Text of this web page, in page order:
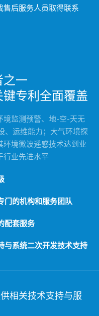
售后服务人员取得联系
之一
专利全面覆盖
境监测预警、地-空-天无
、运维能力；大气环境探
环境微波遥感技术达到业
行业先进水平
门的机构和服务团队
配套服务
与系统二次开发技术支持
相关技术支持与服